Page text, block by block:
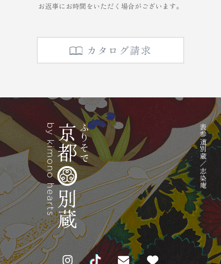
お返事にお時間をいただく場合がございます。
カタログ請求
表参道別蔵／志染庵